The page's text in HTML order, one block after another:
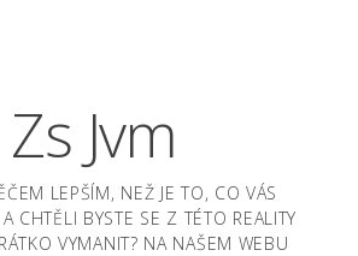
Zs Jvm
LEPŠÍM, NEŽ JE TO, CO VÁS
CHTĚLI BYSTE SE Z TÉTO REALITY
VYMANIT? NA NAŠEM WEBU